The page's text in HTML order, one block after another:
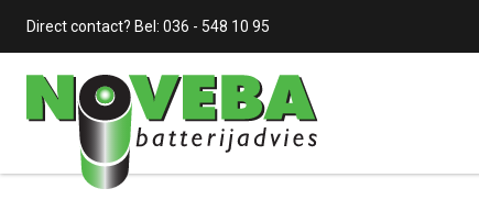
Direct contact? Bel: 036 - 548 10 95